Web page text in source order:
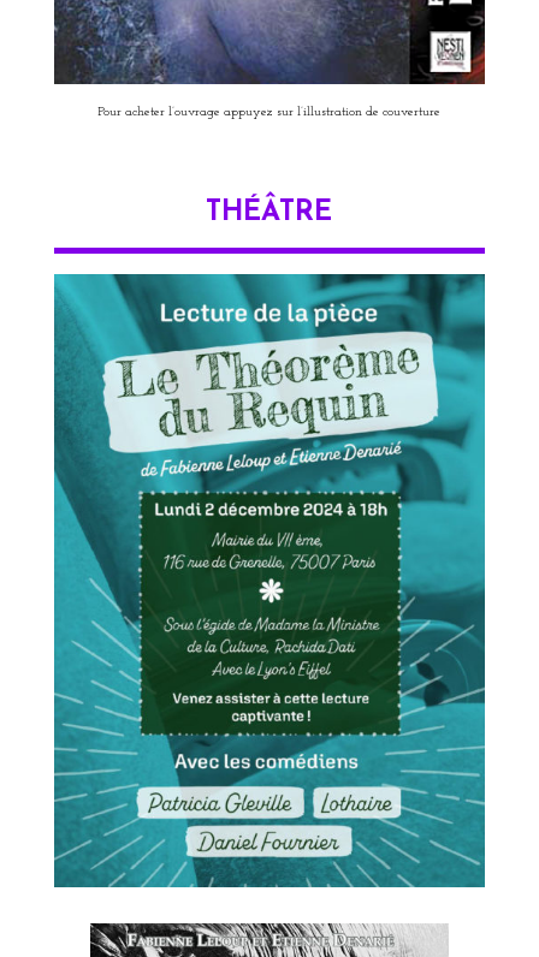
Pour acheter l’ouvrage appuyez sur l’illustration de couverture
THÉÂTRE